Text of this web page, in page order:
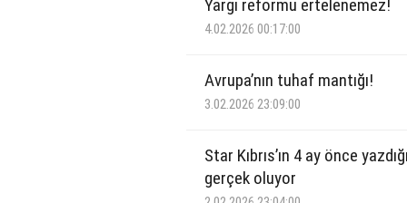
Yargı reformu ertelenemez!
4.02.2026 00:17:00
Avrupa’nın tuhaf mantığı!
3.02.2026 23:09:00
Star Kıbrıs’ın 4 ay önce
gerçek oluyor